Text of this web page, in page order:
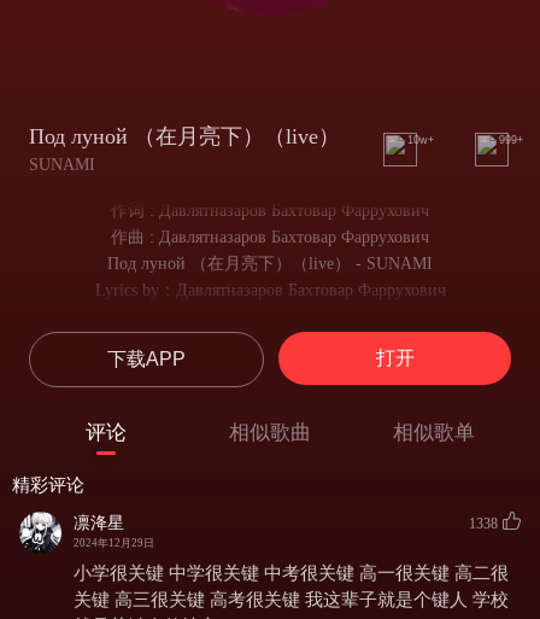
Под луной （在月亮下）（live）
SUNAMI
10w+ 999+
作词 : Давлятназаров Бахтовар Фаррухович
作曲 : Давлятназаров Бахтовар Фаррухович
Под луной （在月亮下）（live） - SUNAMI
Lyrics by：Давлятназаров Бахтовар Фаррухович
Теперь ночами под луной
如今夜色温柔，月光洒落
Обнимать будет другой
相拥的人，已不是我
Не угнаться за тобой
相拥的人，已不是我
Не угнаться за тобой
下载APP 打开
评论 相似歌曲 相似歌单
精彩评论
凛洚星
2024年12月29日
1338
小学很关键 中学很关键 中考很关键 高一很关键 高二很
关键 高三很关键 高考很关键 我这辈子就是个键人 学校